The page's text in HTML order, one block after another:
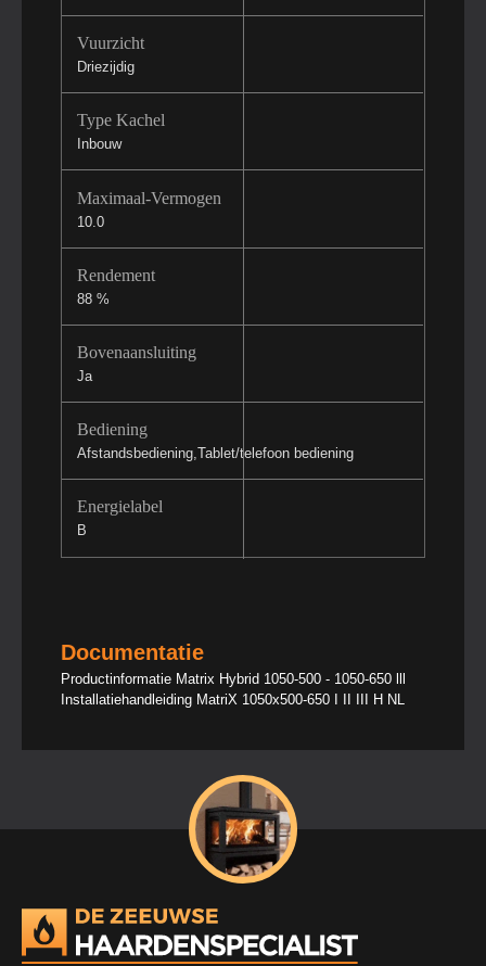
Vuurzicht
Driezijdig
Type Kachel
Inbouw
Maximaal-Vermogen
10.0
Rendement
88 %
Bovenaansluiting
Ja
Bediening
Afstandsbediening,Tablet/telefoon bediening
Energielabel
B
Documentatie
Productinformatie Matrix Hybrid 1050-500 - 1050-650 lll
Installatiehandleiding MatriX 1050x500-650 I II III H NL